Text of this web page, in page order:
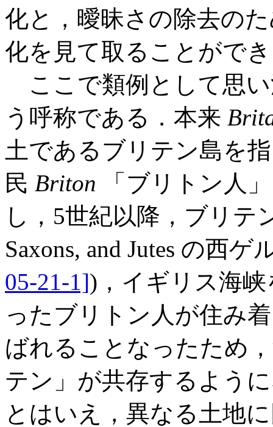
化と，曖昧さの除去の
化を見て取ることがで
ここで類例として思
う呼称である．本来
土であるブリテン島を
民 Briton 「ブリトン人
し，5世紀以降，ブリテ
Saxons, and Jutes の西
05-21-1])，イギリス海
ったブリトン人が住み
ばれることなったため
テン」が共存するよう
とはいえ，異なる土地